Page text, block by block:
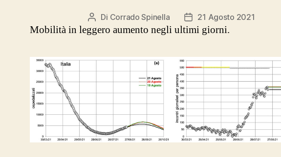
Autore
articolo
Di Corrado Spinella
Data
dell'articolo
21 Agosto 2021
Mobilità in leggero aumento negli ultimi giorni.